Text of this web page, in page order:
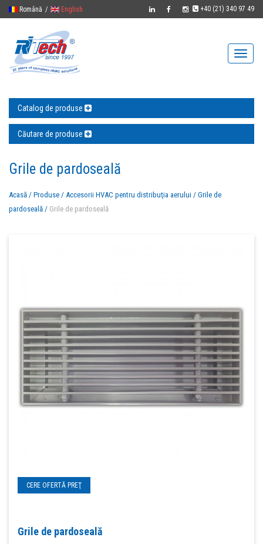
Română / English +40 (21) 340 97 49
Catalog de produse
Căutare de produse
Grile de pardoseală
Acasă / Produse / Accesorii HVAC pentru distribuţia aerului / Grile de
pardoseală / Grile de pardoseală
CERE OFERTĂ PREŢ
Grile de pardoseală